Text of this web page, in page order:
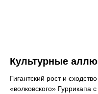
Культурные
Гигантский рост и
«волковского» Гуррикапа